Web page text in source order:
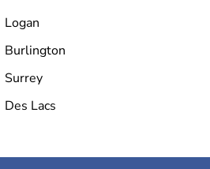
Logan
Burlington
Surrey
Des Lacs